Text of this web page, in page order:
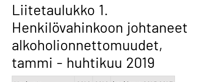
Liitetaulukko 1.
Henkilövahinkoon johtaneet
alkoholionnettomuudet,
tammi - huhtikuu 2019